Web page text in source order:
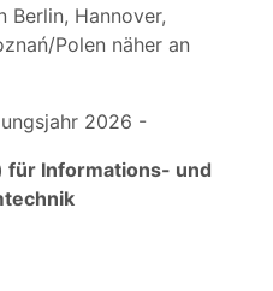
Berlin, Hannover,
Polen näher an
2026 -
Informations- und